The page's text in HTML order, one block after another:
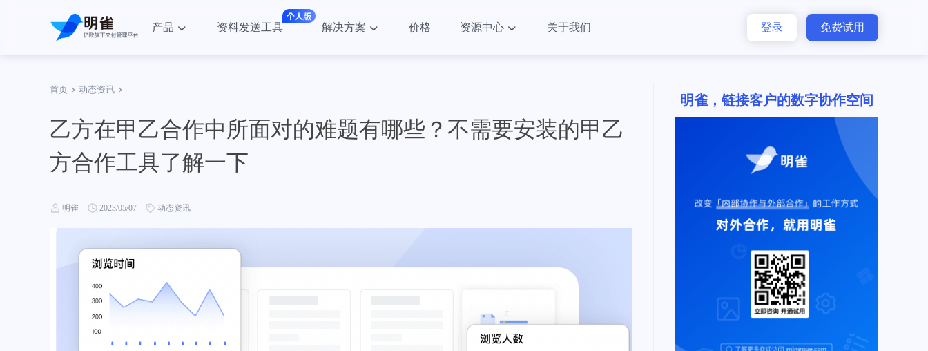
产品 资料发送工具 解决方案 价格 资源中心 关于我们 登录 免费试用
首页 动态资讯
乙方在甲乙合作中所面对的难题有哪些？不需要安装的甲乙
方合作工具了解一下
明雀 - 2023/05/07 - 动态资讯
明雀，链接客户的数字协作空间